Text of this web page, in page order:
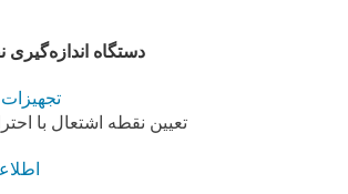
دستگاه
تعیین نقطه اشتعال با